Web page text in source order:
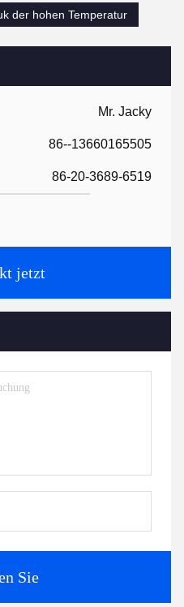
Mr. Jacky
86--13660165505
86-20-3689-6519
jetzt
Sie
der hohen Temperatur